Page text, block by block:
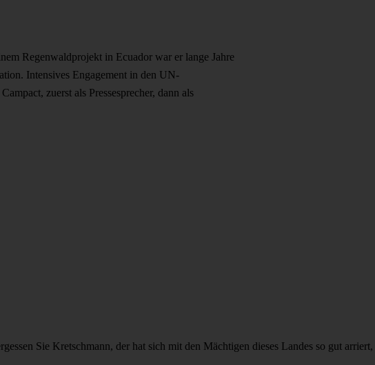
Regenwaldprojekt in Ecuador war er lange Jahre
Intensives Engagement in den UN-
zuerst als Pressesprecher, dann als
Sie Kretschmann, der hat sich mit den Mächtigen dieses Landes so gut arriert,